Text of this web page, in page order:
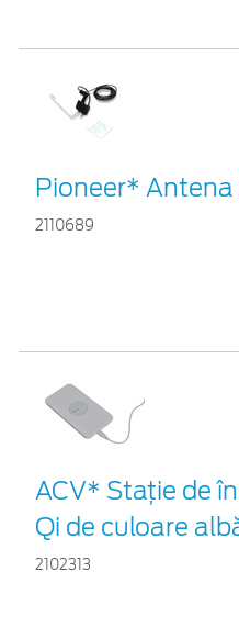
Pioneer* Antena
2110689
ACV* Stație de
Qi de culoare
2102313